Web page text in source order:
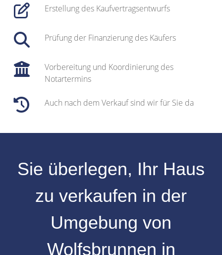
Erstellung des Kaufvertragsentwurfs
Prüfung der Finanzierung des Käufers
Vorbereitung und Koordinierung des
Notartermins
Auch nach dem Verkauf sind wir für Sie da
Sie überlegen, Ihr Haus
zu verkaufen in der
Umgebung von
Wolfsbrunnen in